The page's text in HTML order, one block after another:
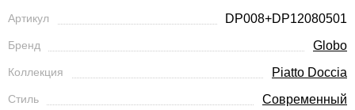
Артикул DP008+DP12080501
Бренд Globo
Коллекция Piatto Doccia
Стиль Современный